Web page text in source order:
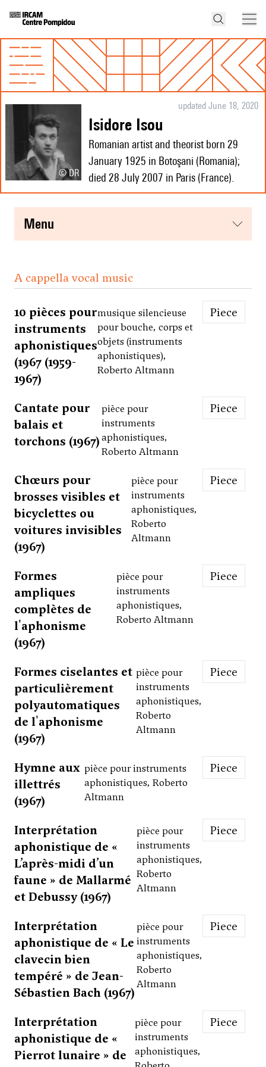
© DR
updated June 18, 2020
Isidore Isou
Romanian artist and theorist born 29
January 1925 in Botoşani (Romania);
died 28 July 2007 in Paris (France).
menu
A cappella vocal music
10 pièces pour
instruments
aphonistiques
(1967 (1959-
1967)
musique silencieuse
pour bouche, corps et
objets (instruments
aphonistiques),
Roberto Altmann
Piece
Cantate pour
balais et
torchons (1967)
pièce pour
instruments
aphonistiques,
Roberto Altmann
Piece
Chœurs pour
brosses visibles et
bicyclettes ou
voitures invisibles
(1967)
pièce pour
instruments
aphonistiques,
Roberto
Altmann
Piece
Formes
ampliques
complètes de
l'aphonisme
(1967)
pièce pour
instruments
aphonistiques,
Roberto Altmann
Piece
Formes ciselantes et
particulièrement
polyautomatiques
de l'aphonisme
(1967)
pièce pour
instruments
aphonistiques,
Roberto
Altmann
Piece
Hymne aux
illettrés
(1967)
pièce pour instruments
aphonistiques, Roberto
Altmann
Piece
Interprétation
aphonistique de «
L’après-midi d’un
faune » de Mallarmé
et Debussy (1967)
pièce pour
instruments
aphonistiques,
Roberto
Altmann
Piece
Interprétation
aphonistique de « Le
clavecin bien
tempéré » de Jean-
Sébastien Bach (1967)
pièce pour
instruments
aphonistiques,
Roberto
Altmann
Piece
Interprétation
aphonistique de «
Pierrot lunaire » de
pièce pour
instruments
aphonistiques,
Piece